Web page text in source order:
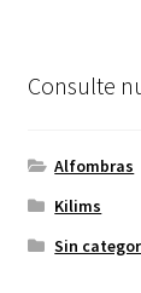
Consulte
Alfombras
Kilims
Sin